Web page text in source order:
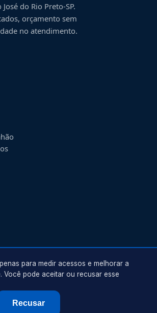
José do Rio Preto-SP.
orçamento sem
no atendimento.
José do Rio Preto SP
para medir acessos e melhorar a
Você pode aceitar ou recusar esse
Recusar